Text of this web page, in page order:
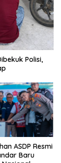
Polisi,
ASDP Resmi
Baru